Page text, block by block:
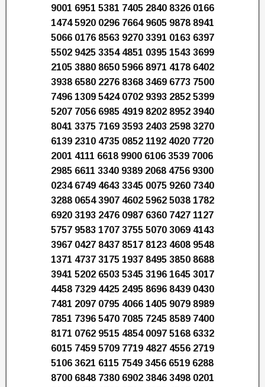
9001 6951 5381 7405 2840 8326 0166
1474 5920 0296 7664 9605 9878 8941
5066 0176 8563 9270 3391 0163 6397
5502 9425 3354 4851 0395 1543 3699
2105 3880 8650 5966 8971 4178 6402
3938 6580 2276 8368 3469 6773 7500
7496 1309 5424 0702 9393 2852 5399
5207 7056 6985 4919 8202 8952 3940
8041 3375 7169 3593 2403 2598 3270
6139 2310 4735 0852 1192 4020 7720
2001 4111 6618 9900 6106 3539 7006
2985 6611 3340 9389 2068 4756 9300
0234 6749 4643 3345 0075 9260 7340
3288 0654 3907 4602 5962 5038 1782
6920 3193 2476 0987 6360 7427 1127
5757 9583 1707 3755 5070 3069 4143
3967 0427 8437 8517 8123 4608 9548
1371 4737 3175 1937 8495 3850 8688
3941 5202 6503 5345 3196 1645 3017
4458 7329 4425 2495 8696 8439 0430
7481 2097 0795 4066 1405 9079 8989
7851 7396 5470 7085 7245 8589 7400
8171 0762 9515 4854 0097 5168 6332
6015 7459 5709 7719 4827 4556 2719
5106 3621 6115 7549 3456 6519 6288
8700 6848 7380 6902 3846 3498 0201